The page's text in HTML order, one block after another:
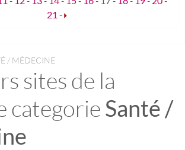
21 -
/ MÉDECINE
sites de la
categorieSanté /